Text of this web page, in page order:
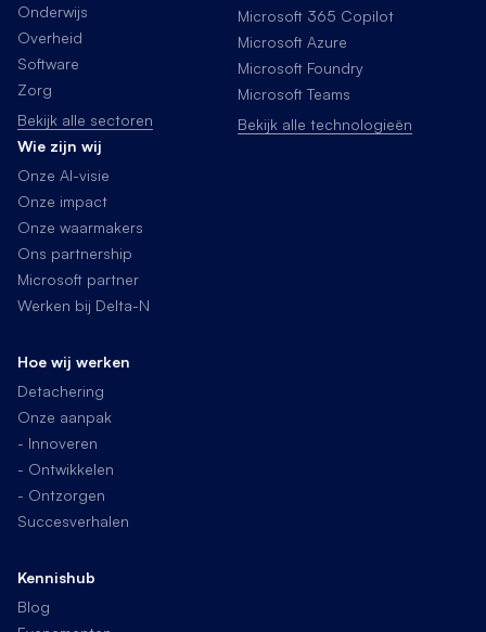
Onderwijs
Overheid
Software
Zorg
Bekijk alle sectoren
Microsoft 365 Copilot
Microsoft Azure
Microsoft Foundry
Microsoft Teams
Bekijk alle technologieën
Wie zijn wij
Onze AI-visie
Onze impact
Onze waarmakers
Ons partnership
Microsoft partner
Werken bij Delta-N
Hoe wij werken
Detachering
Onze aanpak
- Innoveren
- Ontwikkelen
- Ontzorgen
Succesverhalen
Kennishub
Blog